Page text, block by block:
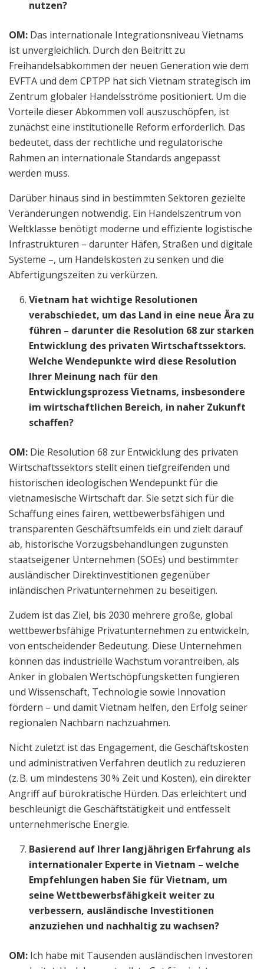
nutzen?
OM: Das internationale Integrationsniveau Vietnams
ist unvergleichlich. Durch den Beitritt zu
Freihandelsabkommen der neuen Generation wie dem
EVFTA und dem CPTPP hat sich Vietnam strategisch im
Zentrum globaler Handelsströme positioniert. Um die
Vorteile dieser Abkommen voll auszuschöpfen, ist
zunächst eine institutionelle Reform erforderlich. Das
bedeutet, dass der rechtliche und regulatorische
Rahmen an internationale Standards angepasst
werden muss.
Darüber hinaus sind in bestimmten Sektoren gezielte
Veränderungen notwendig. Ein Handelszentrum von
Weltklasse benötigt moderne und effiziente logistische
Infrastrukturen – darunter Häfen, Straßen und digitale
Systeme –, um Handelskosten zu senken und die
Abfertigungszeiten zu verkürzen.
Vietnam hat wichtige Resolutionen
verabschiedet, um das Land in eine neue Ära zu
führen – darunter die Resolution 68 zur starken
Entwicklung des privaten Wirtschaftssektors.
Welche Wendepunkte wird diese Resolution
Ihrer Meinung nach für den
Entwicklungsprozess Vietnams, insbesondere
im wirtschaftlichen Bereich, in naher Zukunft
schaffen?
OM: Die Resolution 68 zur Entwicklung des privaten
Wirtschaftssektors stellt einen tiefgreifenden und
historischen ideologischen Wendepunkt für die
vietnamesische Wirtschaft dar. Sie setzt sich für die
Schaffung eines fairen, wettbewerbsfähigen und
transparenten Geschäftsumfelds ein und zielt darauf
ab, historische Vorzugsbehandlungen zugunsten
staatseigener Unternehmen (SOEs) und bestimmter
ausländischer Direktinvestitionen gegenüber
inländischen Privatunternehmen zu beseitigen.
Zudem ist das Ziel, bis 2030 mehrere große, global
wettbewerbsfähige Privatunternehmen zu entwickeln,
von entscheidender Bedeutung. Diese Unternehmen
können das industrielle Wachstum vorantreiben, als
Anker in globalen Wertschöpfungsketten fungieren
und Wissenschaft, Technologie sowie Innovation
fördern – und damit Vietnam helfen, den Erfolg seiner
regionalen Nachbarn nachzuahmen.
Nicht zuletzt ist das Engagement, die Geschäftskosten
und administrativen Verfahren deutlich zu reduzieren
(z. B. um mindestens 30 % Zeit und Kosten), ein direkter
Angriff auf bürokratische Hürden. Das erleichtert und
beschleunigt die Geschäftstätigkeit und entfesselt
unternehmerische Energie.
Basierend auf Ihrer langjährigen Erfahrung als
internationaler Experte in Vietnam – welche
Empfehlungen haben Sie für Vietnam, um
seine Wettbewerbsfähigkeit weiter zu
verbessern, ausländische Investitionen
anzuziehen und nachhaltig zu wachsen?
OM: Ich habe mit Tausenden ausländischen Investoren